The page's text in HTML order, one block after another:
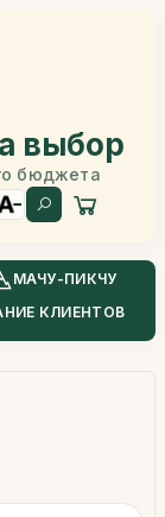
выбор
бюджета
МАЧУ-ПИКЧУ
КЛИЕНТОВ